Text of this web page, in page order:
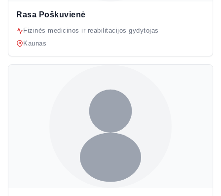
Rasa Poškuvienė
Fizinės medicinos ir reabilitacijos gydytojas
Kaunas